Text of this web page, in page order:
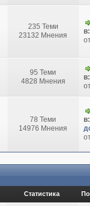
235 Теми
23132 Мнения
в:
95 Теми
4828 Мнения
в:
78 Теми
14976 Мнения
в:
Статистика